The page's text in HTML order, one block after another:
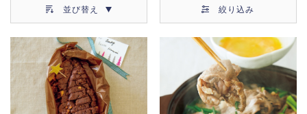
並び替え 絞り込み